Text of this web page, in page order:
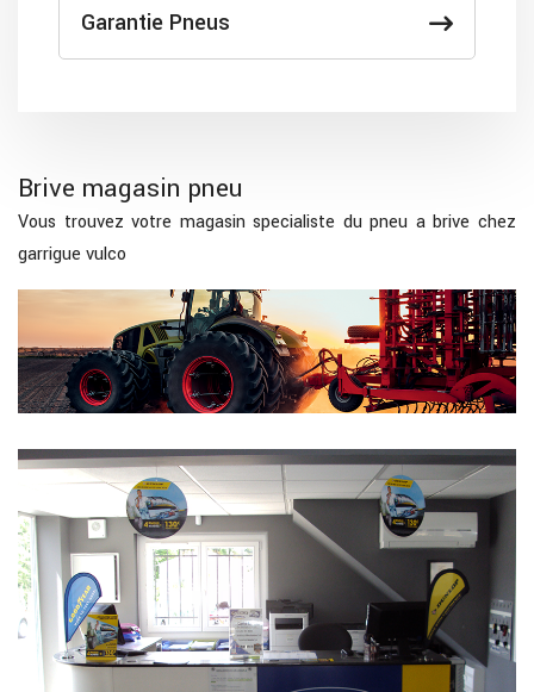
Garantie Pneus
Brive magasin pneu
Vous trouvez votre magasin specialiste du pneu a brive chez
garrigue vulco